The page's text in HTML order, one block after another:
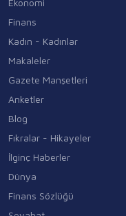
Ekonomi
Finans
Kadın - Kadınlar
Makaleler
Gazete Manşetleri
Anketler
Blog
Fıkralar - Hikayeler
İlginç Haberler
Dünya
Finans Sözlüğü